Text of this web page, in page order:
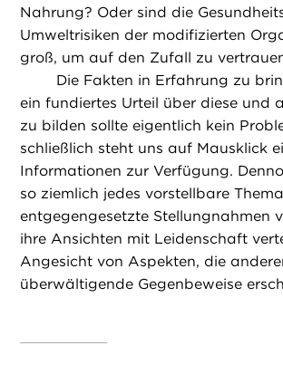
Nahrung? Oder sind die
Umweltrisiken der modifizierten
groß, um auf den Zufall zu
Die Fakten in Erfahrung zu
ein fundiertes Urteil über diese und
zu bilden sollte eigentlich kein
schließlich steht uns auf Mausklick
Informationen zur Verfügung.
so ziemlich jedes vorstellbare
entgegengesetzte Stellungnahmen
ihre Ansichten mit Leidenschaft
Angesicht von Aspekten, die
überwältigende Gegenbeweise